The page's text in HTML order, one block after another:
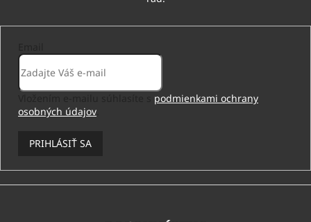
podmienkami ochrany
osobných údajov
PRIHLÁSIŤ SA
Z